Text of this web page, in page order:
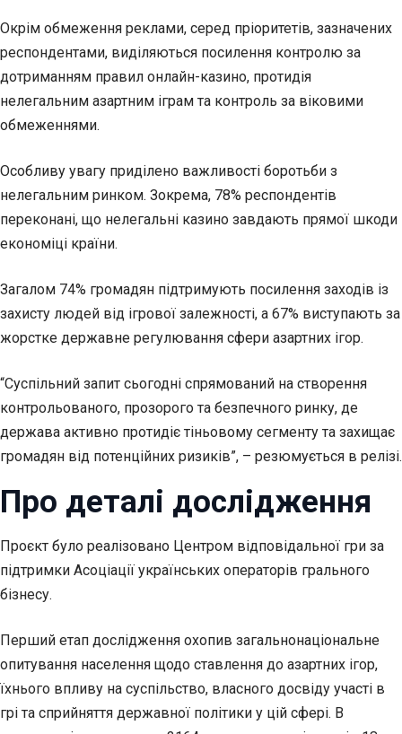
Окрім обмеження реклами, серед пріоритетів, зазначених
респондентами, виділяються посилення контролю за
дотриманням правил онлайн-казино, протидія
нелегальним азартним іграм та контроль за віковими
обмеженнями.
Особливу увагу приділено важливості боротьби з
нелегальним ринком. Зокрема, 78% респондентів
переконані, що нелегальні казино завдають прямої шкоди
економіці країни.
Загалом 74% громадян підтримують посилення заходів із
захисту людей від ігрової залежності, а 67% виступають за
жорстке державне регулювання сфери азартних ігор.
“Суспільний запит сьогодні спрямований на створення
контрольованого, прозорого та безпечного ринку, де
держава активно протидіє тіньовому сегменту та захищає
громадян від потенційних ризиків”, – резюмується в релізі.
Про деталі дослідження
Проєкт було реалізовано Центром відповідальної гри за
підтримки Асоціації українських операторів грального
бізнесу.
Перший етап дослідження охопив загальнонаціональне
опитування населення щодо ставлення до азартних ігор,
їхнього впливу на суспільство, власного досвіду участі в
грі та сприйняття державної політики у цій сфері. В